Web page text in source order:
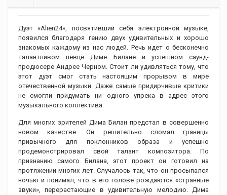
Дуэт «Alien24», посвятивший себя электронной музыке,
появился благодаря гению двух удивительных и хорошо
знакомых каждому из нас людей. Речь идет о бесконечно
талантливом певце Диме Билане и успешном саунд-
продюсере Андрее Черном. Стоит ли удивляться тому, что
этот дуэт смог стать настоящим прорывом в мире
отечественной музыки. Даже самые придирчивые критики
не смогли придумать ни одного упрека в адрес этого
музыкального коллектива.
Для многих зрителей Дима Билан предстал в совершенно
новом качестве. Он решительно сломал границы
привычного для поклонников образа и успешно
продемонстрировал свой талант композитора. По
признанию самого Билана, этот проект он готовил на
протяжении многих лет. Случалось так, что он просыпался
ночью и понимал, что в его голове рождаются «странные
звуки», перерастающие в удивительную мелодию. Дима